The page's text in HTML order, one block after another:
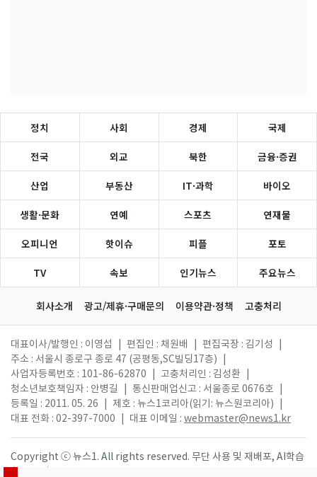
정치 사회 경제 국제
전국 외교 북한 금융·증권
산업 부동산 IT·과학 바이오
생활·문화 연예 스포츠 연재물
오피니언 핫이슈 피플 포토
TV 속보 인기뉴스 주요뉴스
회사소개 광고/제휴·구매문의 이용약관·정책 고충처리
대표이사/발행인 : 이영섭 편집인 : 채원배 편집국장 : 김기성
주소 : 서울시 종로구 종로 47 (공평동,SC빌딩17층)
사업자등록번호 : 101-86-62870
고충처리인 : 김성환
청소년보호책임자 : 안병길
통신판매업신고 : 서울종로 0676호
등록일 : 2011. 05. 26
제호 : 뉴스1코리아(읽기: 뉴스원코리아)
대표 전화 : 02-397-7000
대표 이메일 : webmaster@news1.kr
Copyright ⓒ 뉴스1. All rights reserved. 무단 사용 및 재배포, AI학습